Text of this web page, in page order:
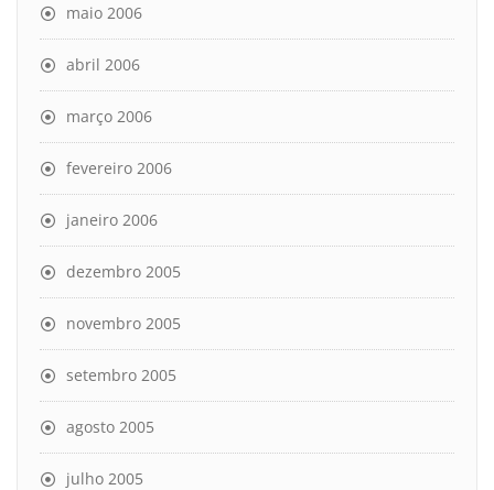
maio 2006
abril 2006
março 2006
fevereiro 2006
janeiro 2006
dezembro 2005
novembro 2005
setembro 2005
agosto 2005
julho 2005